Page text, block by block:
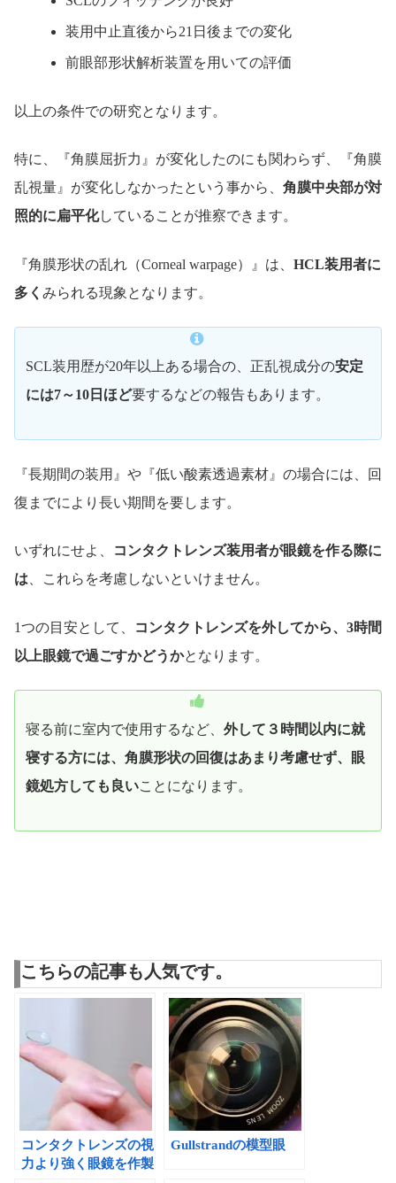
装用中止直後から21日後までの変化
前眼部形状解析装置を用いての評価
以上の条件での研究となります。
特に、『角膜屈折力』が変化したのにも関わらず、『角膜
乱視量』が変化しなかったという事から、 角膜中央部が対
照的に扁平化していることが推察できます。
『角膜形状の乱れ（Corneal warpage）』は、 HCL装用者に
多く みられる現象となります。
SCL装用歴が20年以上ある場合の、正乱視成分の安定
には7～10日ほど要するなどの報告もあります。
『長期間の装用』や『低い酸素透過素材』の場合には、回
復までにより長い期間を要します。
いずれにせよ、
コンタクトレンズ装用者が眼鏡を作る際に
は 、これらを考慮しないといけません。
1つの目安として、
コンタクトレンズを外してから、3時間
以上眼鏡で過ごすかどうかとなります。
寝る前に室内で使用するなど、 外して３時間以内に就
寝する方には、角膜形状の回復はあまり考慮せず、眼
鏡処方しても良いことになります。
こちらの記事も人気です。
コンタクトレンズの視
力より強く眼鏡を作製
Gullstrandの模型眼